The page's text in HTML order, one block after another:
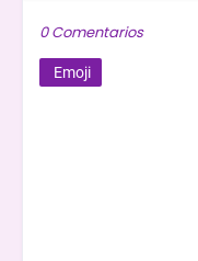
0 Comentarios
Emoji